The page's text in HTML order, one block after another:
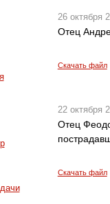
26 октября
Отец
Скачать файл
22 октября
Отец
Скачать файл